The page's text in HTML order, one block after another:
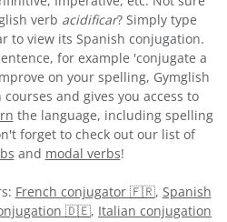
verb acidificar? Simply type
to view its Spanish conjugation.
for example 'conjugate a
on your spelling, Gymglish
and gives you access to
the language, including spelling
forget to check out our list of
and modal verbs!
French conjugator 🇫🇷, Spanish
🇩🇪, Italian conjugation